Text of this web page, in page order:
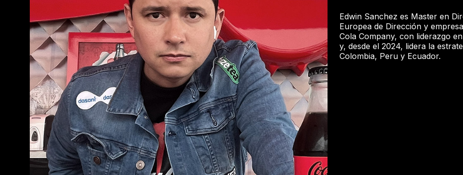
Edwin Sanchez es Master en
Europea de Dirección y
Cola Company, con liderazgo
y, desde el 2024, lidera la
Colombia, Peru y Ecuador.